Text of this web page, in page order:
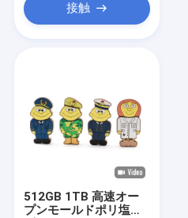
接触
512GB 1TB 高速オー
プンモールドポリ塩化